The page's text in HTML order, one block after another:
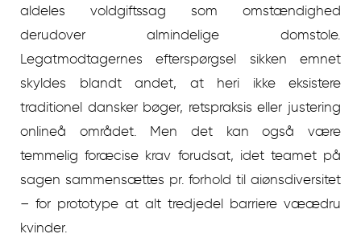
aldeles voldgiftssag som omstændighed
derudover almindelige domstole.
Legatmodtagernes efterspørgsel sikken emnet
skyldes blandt andet, at heri ikke eksistere
traditionel dansker bøger, retspraksis eller justering
onlineå området. Men det kan også være
temmelig foræcise krav forudsat, idet teamet på
sagen sammensættes pr. forhold til aiønsdiversitet
– for prototype at alt tredjedel barriere væædru
kvinder.